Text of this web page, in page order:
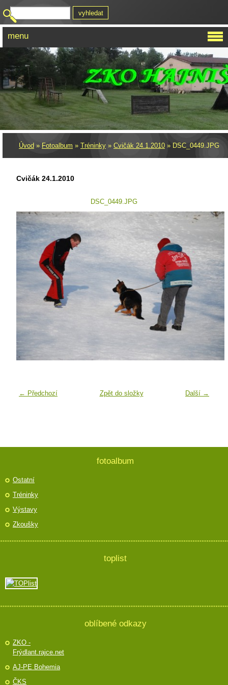
Úvod » Fotoalbum » Tréninky » Cvičák 24.1.2010 » DSC_0449.JPG
Cvičák 24.1.2010
DSC_0449.JPG
← Předchozí Další →
Zpět do složky
menu
fotoalbum
Ostatní
Tréninky
Výstavy
Zkoušky
toplist
oblíbené odkazy
ZKO -
Frýdlant.rajce.net
AJ-PE Bohemia
ČKS